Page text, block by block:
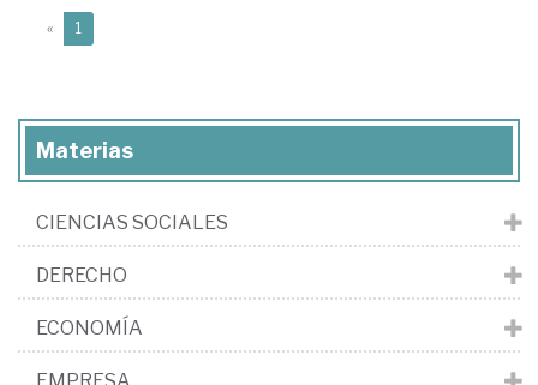
« 1
Materias
CIENCIAS SOCIALES
DERECHO
ECONOMÍA